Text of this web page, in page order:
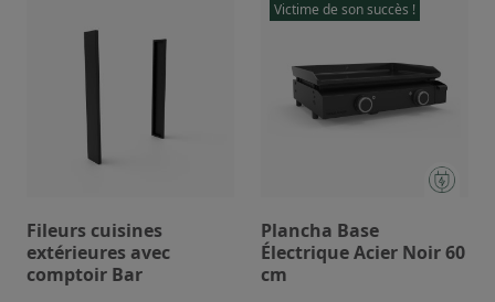
Fileurs cuisines
extérieures avec
comptoir Bar
Victime de son succès !
Plancha Base
Électrique Acier Noir 60
cm